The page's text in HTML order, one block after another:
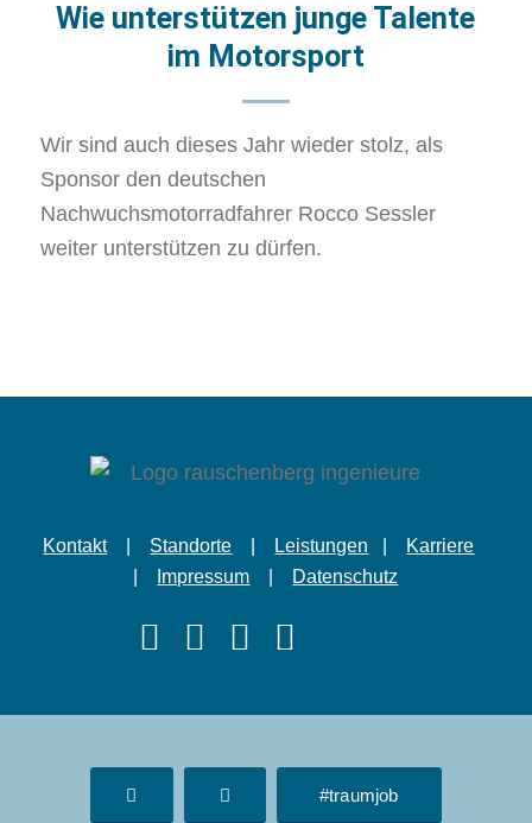
Wie unterstützen junge Talente
im Motorsport
Wir sind auch dieses Jahr wieder stolz, als
Sponsor den deutschen
Nachwuchsmotorradfahrer Rocco Sessler
weiter unterstützen zu dürfen.
Kontakt| Standorte Leistungen
Karriere
Impressum Datenschutz
#traumjob